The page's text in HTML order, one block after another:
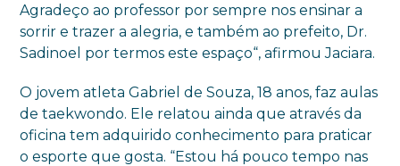
Agradeço ao professor por sempre nos ensinar a
sorrir e trazer a alegria, e também ao prefeito, Dr.
Sadinoel por termos este espaço“, afirmou Jaciara.
O jovem atleta Gabriel de Souza, 18 anos, faz aulas
de taekwondo. Ele relatou ainda que através da
oficina tem adquirido conhecimento para praticar
o esporte que gosta. “Estou há pouco tempo nas